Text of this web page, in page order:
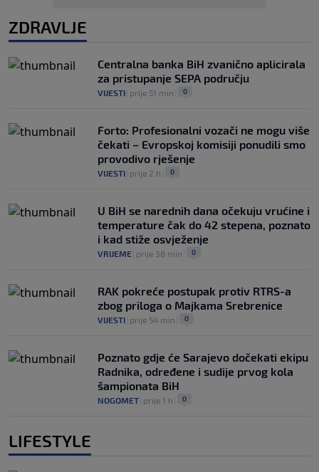
ZDRAVLJE
Centralna banka BiH zvanično aplicirala
za pristupanje SEPA području
VIJESTI prije 51 min 0
Forto: Profesionalni vozači ne mogu više
čekati – Evropskoj komisiji ponudili smo
provodivo rješenje
VIJESTI prije 2 h 0
U BiH se narednih dana očekuju vrućine i
temperature čak do 42 stepena, poznato
i kad stiže osvježenje
VRIJEME prije 38 min 0
RAK pokreće postupak protiv RTRS-a
zbog priloga o Majkama Srebrenice
VIJESTI prije 54 min 0
Poznato gdje će Sarajevo dočekati ekipu
Radnika, određene i sudije prvog kola
šampionata BiH
NOGOMET prije 1 h 0
LIFESTYLE